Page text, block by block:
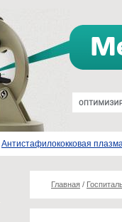
Антистафилококковая
Главная /